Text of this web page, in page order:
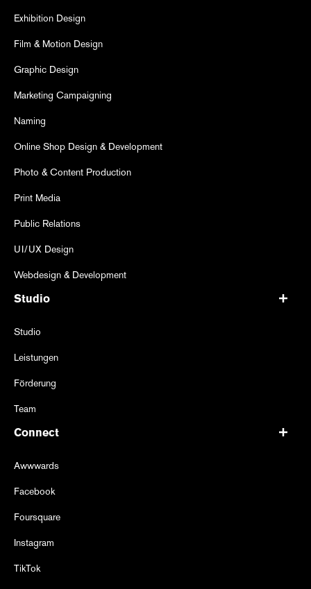
Exhibition Design
Film & Motion Design
Graphic Design
Marketing Campaigning
Naming
Online Shop Design & Development
Photo & Content Production
Print Media
Public Relations
UI/UX Design
Webdesign & Development
Studio
Studio
Leistungen
Förderung
Team
Connect
Awwwards
Facebook
Foursquare
Instagram
TikTok